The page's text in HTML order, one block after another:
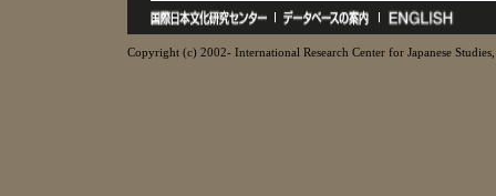
Copyright (c) 2002- International Research Center for Japanese